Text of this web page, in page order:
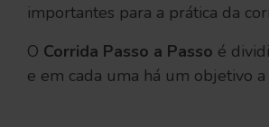
importantes para a prática da
O Corrida Passo a Passo é
e em cada uma há um objetivo a